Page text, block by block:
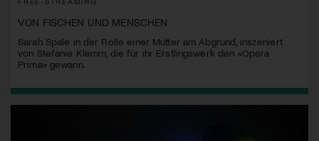
VON FISCHEN UND MENSCHEN
Sarah Spale in der Rolle einer Mutter am Abgrund, inszeniert
von Stefanie Klemm, die für ihr Erstlingswerk den «Opera
Prima» gewann.